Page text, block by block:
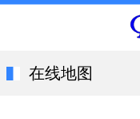
在线地图